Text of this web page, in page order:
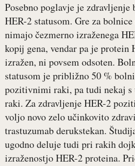
Posebno poglavje je
HER-2 statusom. Gre za
nimajo čezmerno izraženega
kopij gena, vendar pa je protein
izražen, ni povsem odsoten.
statusom je približno 50 %
pozitivnimi raki, pa tudi nekaj
raki. Za zdravljenje HER-2
voljo novo zelo učinkovito
trastuzumab derukstekan.
ugodno deluje tudi pri rakih
izraženostjo HER-2 proteina.